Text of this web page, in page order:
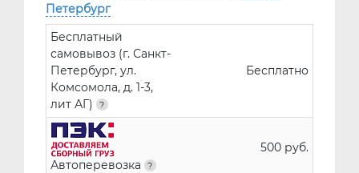
Петербург
Бесплатный
самовывоз (г. Санкт-
Петербург, ул.
Комсомола, д. 1-3,
лит АГ)
Бесплатно
Автоперевозка
500 руб.